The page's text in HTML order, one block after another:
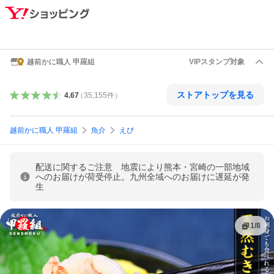
越前かに職人 甲羅組 VIPスタンプ対象
4.67（35,155件） ストアトップを見る
越前かに職人 甲羅組 魚介 えび
配送に関するご注意 地震により熊本・宮崎の一部地域
へのお届けが荷受停止。九州全域へのお届けに遅延が発
生
1/8